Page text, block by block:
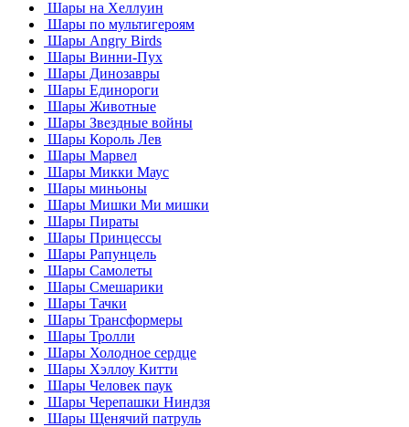
Шары на Хеллуин
Шары по мультигероям
Шары Angry Birds
Шары Винни-Пух
Шары Динозавры
Шары Единороги
Шары Животные
Шары Звездные войны
Шары Король Лев
Шары Марвел
Шары Микки Маус
Шары миньоны
Шары Мишки Ми мишки
Шары Пираты
Шары Принцессы
Шары Рапунцель
Шары Самолеты
Шары Смешарики
Шары Тачки
Шары Трансформеры
Шары Тролли
Шары Холодное сердце
Шары Хэллоу Китти
Шары Человек паук
Шары Черепашки Ниндзя
Шары Щенячий патруль